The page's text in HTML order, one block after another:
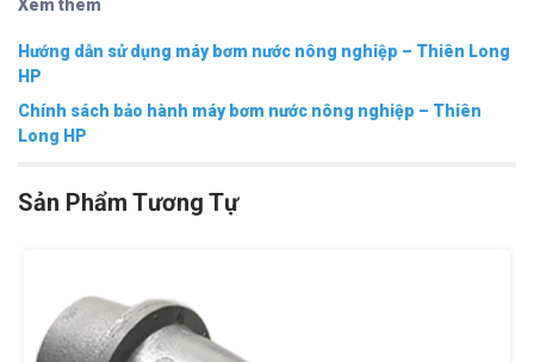
Xem thêm
Hướng dẫn sử dụng máy bơm nước nông nghiệp – Thiên Long
HP
Chính sách bảo hành máy bơm nước nông nghiệp – Thiên
Long HP
Sản Phẩm Tương Tự